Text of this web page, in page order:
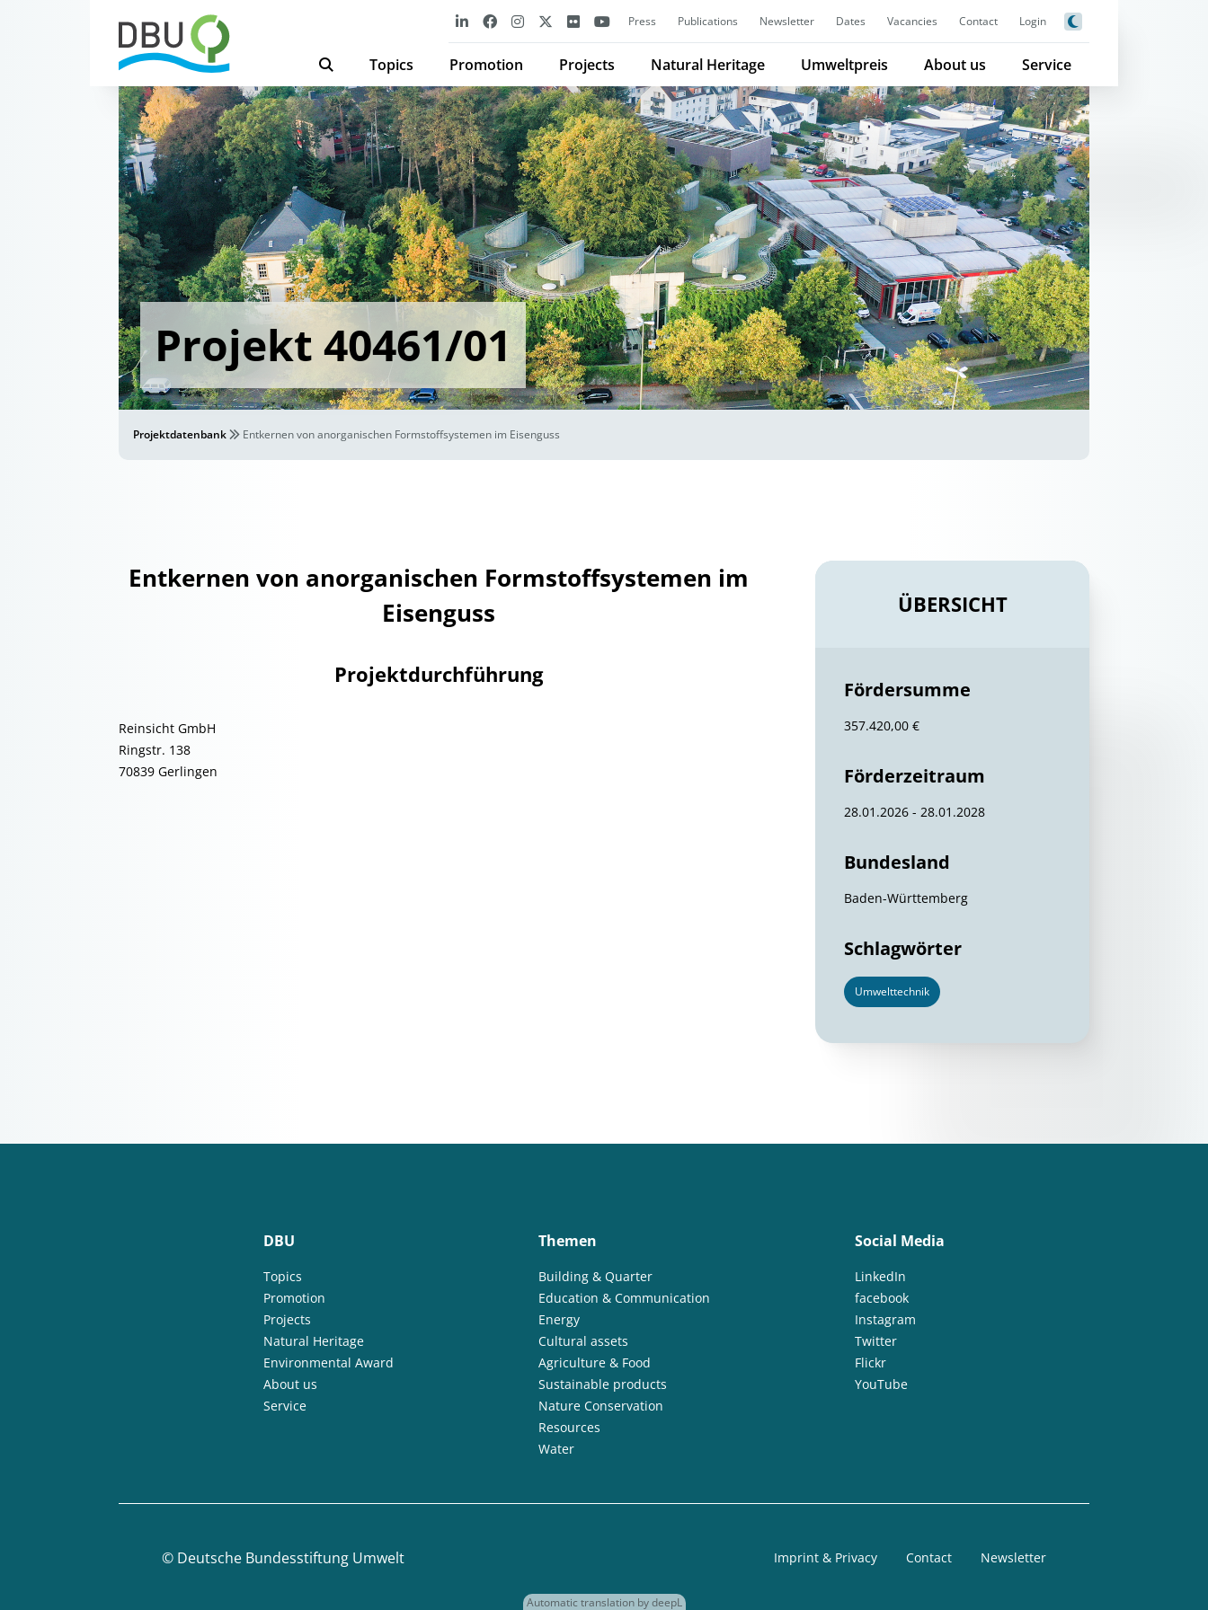
Press Publications Newsletter Dates Vacancies Contact Login
Topics Promotion Projects Natural Heritage Umweltpreis About us Service
Projekt 40461/01
Projektdatenbank Entkernen von anorganischen Formstoffsystemen im Eisenguss
Entkernen von anorganischen Formstoffsystemen im
Eisenguss
Projektdurchführung
Reinsicht GmbH
Ringstr. 138
70839 Gerlingen
ÜBERSICHT
Fördersumme
357.420,00 €
Förderzeitraum
28.01.2026 - 28.01.2028
Bundesland
Baden-Württemberg
Schlagwörter
Umwelttechnik
DBU
Topics
Promotion
Projects
Natural Heritage
Environmental Award
About us
Service
Themen
Building & Quarter
Education & Communication
Energy
Cultural assets
Agriculture & Food
Sustainable products
Nature Conservation
Resources
Water
Social Media
LinkedIn
facebook
Instagram
Twitter
Flickr
YouTube
© Deutsche Bundesstiftung Umwelt Imprint & Privacy Contact Newsletter
Automatic translation by deepL